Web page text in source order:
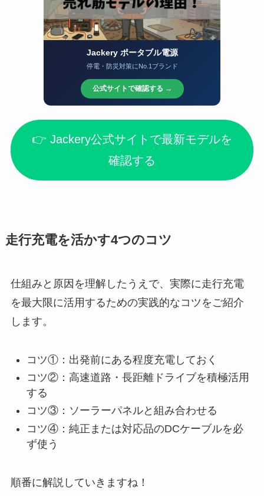
Jackery ポータブル電源
停電・防災対策にNo.1ブランド
公式サイトで確認する →
👉 Jackery公式サイトで最新モデルを
確認する
走行充電を活かす4つのコツ
仕組みと原因を理解したうえで、実際に走行充電
を最大限に活用するための実践的なコツをご紹介
します。
コツ①：出発前にある程度充電しておく
コツ②：高速道路・長距離ドライブを積極活用
する
コツ③：ソーラーパネルと組み合わせる
コツ④：純正または対応品のDCケーブルを必
ず使う
順番に解説していきますね！